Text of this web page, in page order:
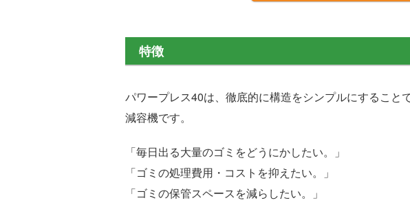
特徴
パワープレス40は、徹底的に構造をシンプルにすること
減容機です。
「毎日出る大量のゴミをどうにかしたい。」
「ゴミの処理費用・コストを抑えたい。」
「ゴミの保管スペースを減らしたい。」